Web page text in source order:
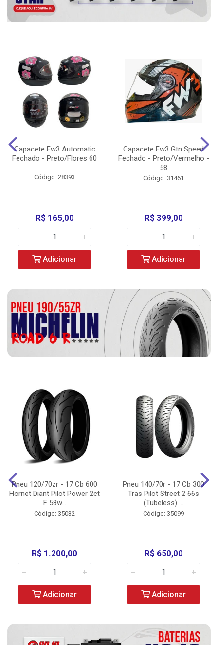
Capacete Fw3 Automatic
Fechado - Preto/Flores 60
Código: 28393
R$ 165,00
Adicionar
Capacete Fw3 Gtn Speed
Fechado - Preto/Vermelho -
58
Código: 31461
R$ 399,00
Adicionar
Pneu 120/70zr - 17 Cb 600
Hornet Diant Pilot Power 2ct
F 58w...
Código: 35032
R$ 1.200,00
Adicionar
Pneu 140/70r - 17 Cb 300
Tras Pilot Street 2 66s
(Tubeless) ...
Código: 35099
R$ 650,00
Adicionar